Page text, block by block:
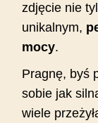
zdjęcie nie
unikalnym,
mocy.
Pragnę, byś
sobie jak
wiele